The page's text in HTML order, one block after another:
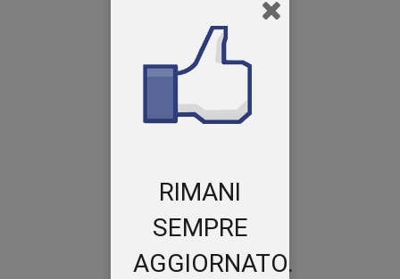
RIMANI
SEMPRE
AGGIORNATO.